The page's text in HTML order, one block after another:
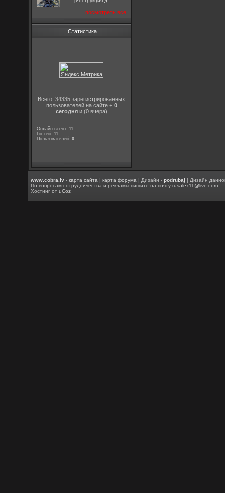
посмотреть все
Статистика
Всего: 34335 зарегистрированных
пользователей на сайте + 0
сегодняи (0 вчера)
Онлайн всего:11
Гостей:11
Пользователей:0
www.cobra.lv -карта сайта |карта форума | Дизайн -podrubaj | Дизайн
По вопросам сотрудничества и рекламы пишите на почтуrusalex11@live.com
Хостинг отuCoz